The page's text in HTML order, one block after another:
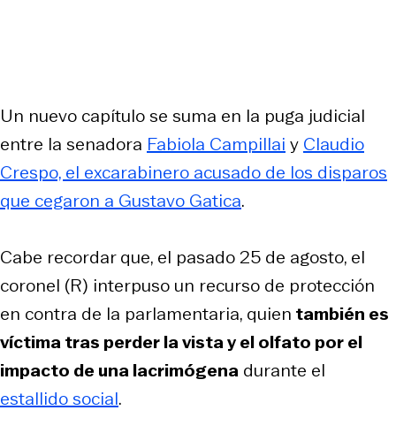
Un nuevo capítulo se suma en la puga judicial
entre la senadora Fabiola Campillai y Claudio
Crespo, el excarabinero acusado de los disparos
que cegaron a Gustavo Gatica.
Cabe recordar que, el pasado 25 de agosto, el
coronel (R) interpuso un recurso de protección
en contra de la parlamentaria, quien también es
víctima tras perder la vista y el olfato por el
impacto de una lacrimógena durante el
estallido social.